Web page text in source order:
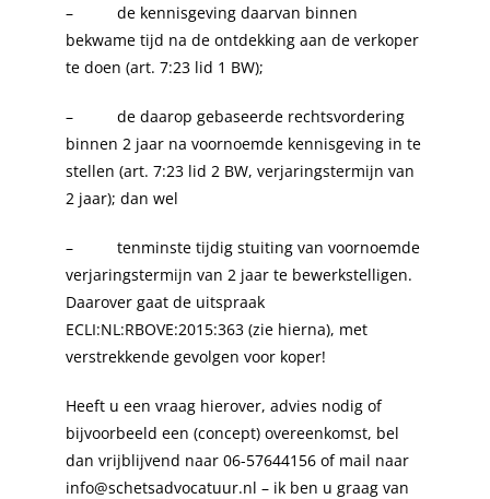
– de kennisgeving daarvan binnen
bekwame tijd na de ontdekking aan de verkoper
te doen (art. 7:23 lid 1 BW);
– de daarop gebaseerde rechtsvordering
binnen 2 jaar na voornoemde kennisgeving in te
stellen (art. 7:23 lid 2 BW, verjaringstermijn van
2 jaar); dan wel
– tenminste tijdig stuiting van voornoemde
verjaringstermijn van 2 jaar te bewerkstelligen.
Daarover gaat de uitspraak
ECLI:NL:RBOVE:2015:363 (zie hierna), met
verstrekkende gevolgen voor koper!
Heeft u een vraag hierover, advies nodig of
bijvoorbeeld een (concept) overeenkomst, bel
dan vrijblijvend naar 06-57644156 of mail naar
info@schetsadvocatuur.nl – ik ben u graag van